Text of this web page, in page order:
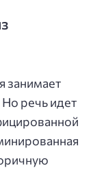
занимает
речь идет